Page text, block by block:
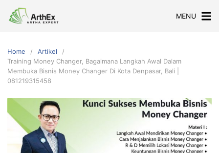
MENU
Home
Artikel
Training Money Changer, Bagaimana Langkah Awal Dalam
Membuka Bisnis Money Changer Di Kota Denpasar, Bali |
081219315458